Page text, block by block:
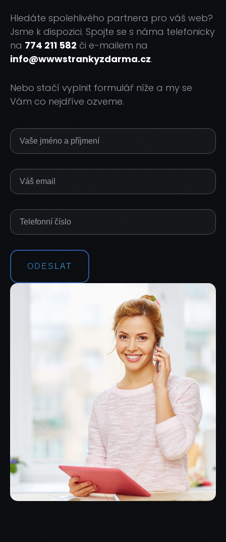
Hledáte spolehlivého partnera pro váš web?
Jsme k dispozici. Spojte se s náma telefonicky
na 774 211 582 či e-mailem na
info@wwwstrankyzdarma.cz.
Nebo stačí vyplnit formulář níže a my se
Vám co nejdříve ozveme.
ODESLAT